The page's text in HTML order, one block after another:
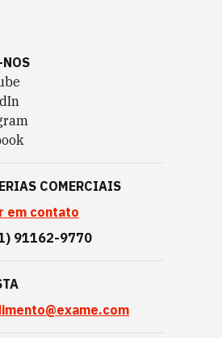
COMERCIAIS
em contato
91162-9770